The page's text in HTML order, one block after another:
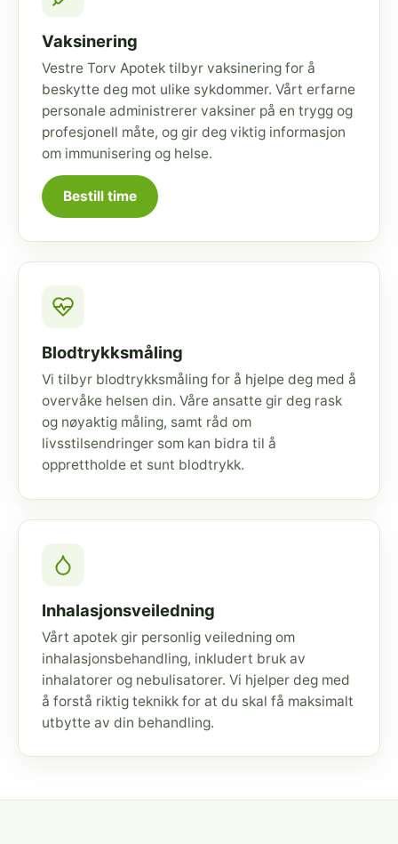
Vaksinering
Vestre Torv Apotek tilbyr vaksinering for å
beskytte deg mot ulike sykdommer. Vårt erfarne
personale administrerer vaksiner på en trygg og
profesjonell måte, og gir deg viktig informasjon
om immunisering og helse.
Bestill time
Blodtrykksmåling
Vi tilbyr blodtrykksmåling for å hjelpe deg med å
overvåke helsen din. Våre ansatte gir deg rask
og nøyaktig måling, samt råd om
livsstilsendringer som kan bidra til å
opprettholde et sunt blodtrykk.
Inhalasjonsveiledning
Vårt apotek gir personlig veiledning om
inhalasjonsbehandling, inkludert bruk av
inhalatorer og nebulisatorer. Vi hjelper deg med
å forstå riktig teknikk for at du skal få maksimalt
utbytte av din behandling.